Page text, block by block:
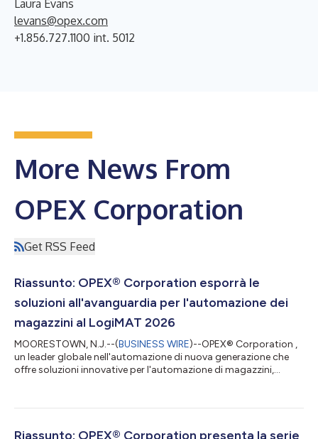
Laura Evans
levans@opex.com
+1.856.727.1100 int. 5012
More News From
OPEX Corporation
Get RSS Feed
Riassunto: OPEX® Corporation esporrà le
soluzioni all'avanguardia per l'automazione dei
magazzini al LogiMAT 2026
MOORESTOWN, N.J.--(BUSINESS WIRE)--OPEX® Corporation ,
un leader globale nell'automazione di nuova generazione che
offre soluzioni innovative per l'automazione di magazzini,
grande al mondo per soluzioni di intralogistica e gestione dei
fieristico di Stoccarda, in Germania. “Il nostro team è
Riassunto: OPEX® Corporation presenta la serie